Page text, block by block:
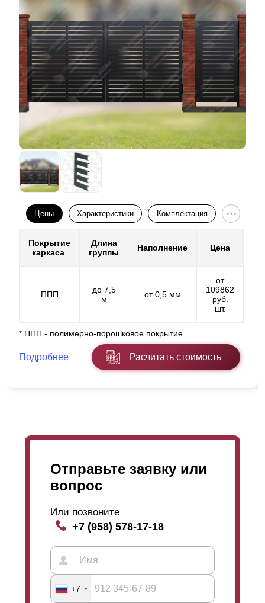
Цены Характеристики Комплектация
Покрытие
каркаса
Длина
группы
Наполнение Цена
ППП
до 7,5
м
от 0,5 мм
от
109862
руб.
шт.
* ППП - полимерно-порошковое покрытие
Подробнее Расчитать стоимость
Отправьте заявку или
вопрос
Или позвоните
+7 (958) 578-17-18
+7